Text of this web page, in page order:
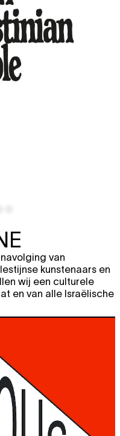
van
kunstenaars en
wij een culturele
en van alle Israëlische